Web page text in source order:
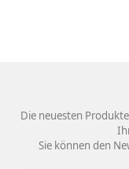
Die neuesten
Sie können den